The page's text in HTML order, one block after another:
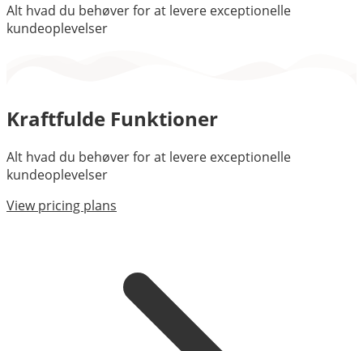
Alt hvad du behøver for at levere exceptionelle
kundeoplevelser
Kraftfulde Funktioner
Alt hvad du behøver for at levere exceptionelle
kundeoplevelser
View pricing plans